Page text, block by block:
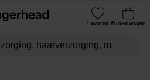
Favoriet Winkelwagen